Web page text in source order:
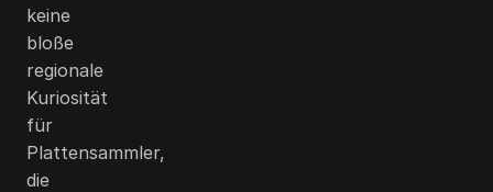
keine
bloße
regionale
Kuriosität
für
Plattensammler,
die